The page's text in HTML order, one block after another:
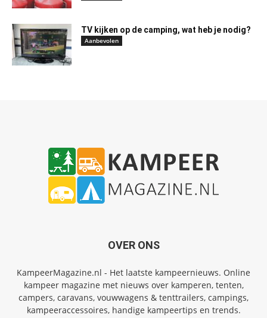
TV kijken op de camping, wat heb je nodig?
Aanbevolen
OVER ONS
KampeerMagazine.nl - Het laatste kampeernieuws. Online
kampeer magazine met nieuws over kamperen, tenten,
campers, caravans, vouwwagens & tenttrailers, campings,
kampeeraccessoires, handige kampeertips en trends.